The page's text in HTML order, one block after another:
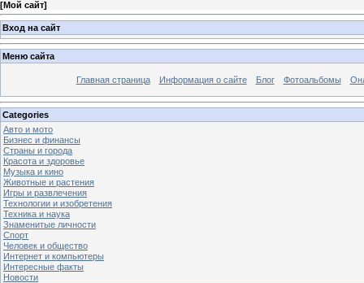
[Мой сайт]
Вход на сайт
Меню сайта
Главная страница Информация о сайте Блог Фотоальбомы
Categories
Авто и мото
Бизнес и финансы
Страны и города
Красота и здоровье
Музыка и кино
Животные и растения
Игры и развлечения
Технологии и изобретения
Техника и наука
Знаменитые личности
Спорт
Человек и общество
Интернет и компьютеры
Интересные факты
Новости